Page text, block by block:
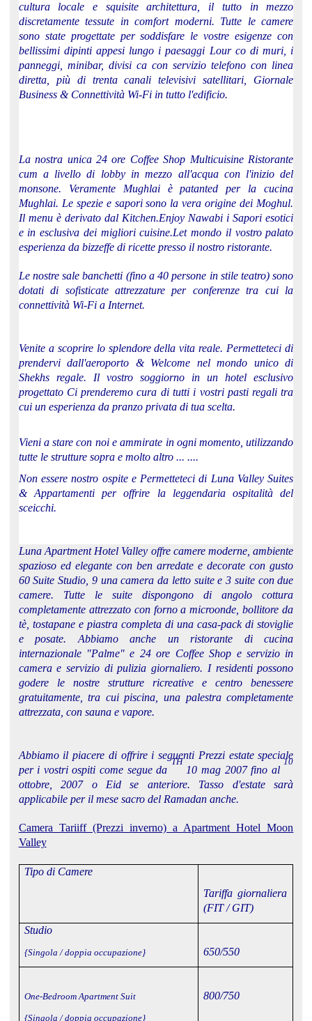
cultura locale e squisite architettura, il tutto in mezzo
discretamente tessute in comfort moderni. Tutte le camere
sono state progettate per soddisfare le vostre esigenze con
bellissimi dipinti appesi lungo i paesaggi Lour co di muri, i
panneggi, minibar, divisi ca con servizio telefono con linea
diretta, più di trenta canali televisivi satellitari, Giornale
Business & Connettività Wi-Fi in tutto l'edificio.
La nostra unica 24 ore Coffee Shop Multicuisine Ristorante
cum a livello di lobby in mezzo all'acqua con l'inizio del
monsone. Veramente Mughlai è patanted per la cucina
Mughlai. Le spezie e sapori sono la vera origine dei Moghul.
Il menu è derivato dal Kitchen.Enjoy Nawabi i Sapori esotici
e in esclusiva dei migliori cuisine.Let mondo il vostro palato
esperienza da bizzeffe di ricette presso il nostro ristorante.
Le nostre sale banchetti (fino a 40 persone in stile teatro) sono
dotati di sofisticate attrezzature per conferenze tra cui la
connettività Wi-Fi a Internet.
Venite a scoprire lo splendore della vita reale. Permetteteci di
prendervi dall'aeroporto & Welcome nel mondo unico di
Shekhs regale. Il vostro soggiorno in un hotel esclusivo
progettato Ci prenderemo cura di tutti i vostri pasti regali tra
cui un esperienza da pranzo privata di tua scelta.
Vieni a stare con noi e ammirate in ogni momento, utilizzando
tutte le strutture sopra e molto altro ... ....
Non essere nostro ospite e Permetteteci di Luna Valley Suites
& Appartamenti per offrire la leggendaria ospitalità del
sceicchi.
Luna Apartment Hotel Valley offre camere moderne, ambiente
spazioso ed elegante con ben arredate e decorate con gusto
60 Suite Studio, 9 una camera da letto suite e 3 suite con due
camere. Tutte le suite dispongono di angolo cottura
completamente attrezzato con forno a microonde, bollitore da
tè, tostapane e piastra completa di una casa-pack di stoviglie
e posate. Abbiamo anche un ristorante di cucina
internazionale "Palme" e 24 ore Coffee Shop e servizio in
camera e servizio di pulizia giornaliero. I residenti possono
godere le nostre strutture ricreative e centro benessere
gratuitamente, tra cui piscina, una palestra completamente
attrezzata, con sauna e vapore.
Abbiamo il piacere di offrire i seguenti Prezzi estate speciale
per i vostri ospiti come segue da
TH
10 mag 2007 fino al
10
ottobre, 2007 o Eid se anteriore. Tasso d'estate sarà
applicabile per il mese sacro del Ramadan anche.
Camera Tariiff (Prezzi inverno) a Apartment Hotel Moon
Valley
Tipo di Camere
Tariffa giornaliera
(FIT / GIT)
Studio
{Singola / doppia occupazione} 650/550
One-Bedroom Apartment Suit
{Singola / doppia occupazione}
800/750